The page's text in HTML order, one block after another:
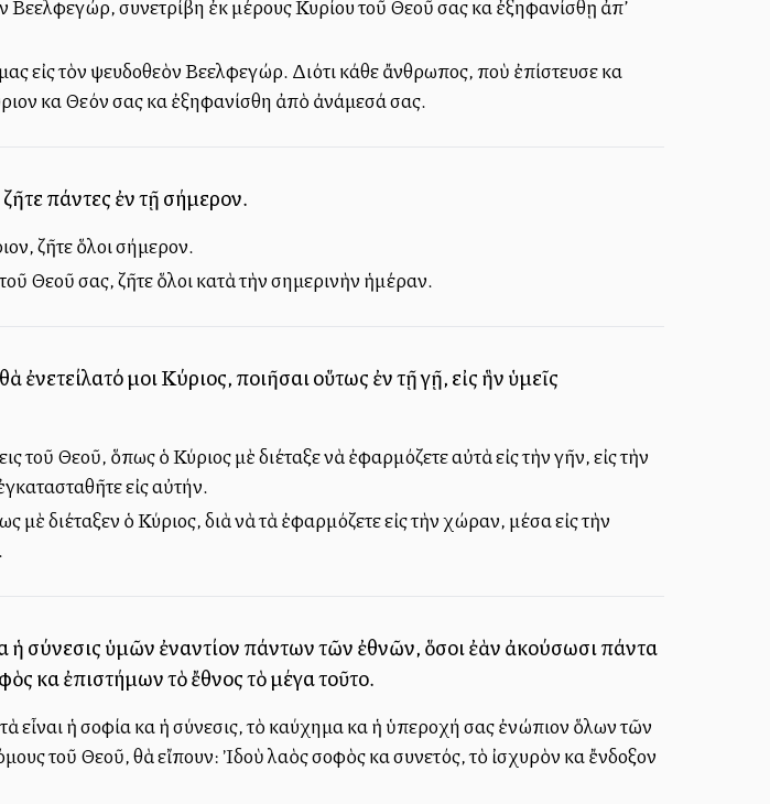
Βεελφεγώρ, συνετρίβη ἐκ μέρους Κυρίου τοῦ Θεοῦ σας καὶ ἐξηφανίσθῃ ἀπ’
εἰς τὸν ψευδοθεὸν Βεελφεγώρ. Διότι κάθε ἄνθρωπος, ποὺ ἐπίστευσε καὶ
καὶ Θεόν σας καὶ ἐξηφανίσθη ἀπὸ ἀνάμεσά σας.
πάντες ἐν τῇ σήμερον.
ζῆτε ὅλοι σήμερον.
Θεοῦ σας, ζῆτε ὅλοι κατὰ τὴν σημερινὴν ἡμέραν.
ἐνετείλατό μοι Κύριος, ποιῆσαι οὕτως ἐν τῇ γῇ, εἰς ἣν ὑμεῖς
τοῦ Θεοῦ, ὅπως ὁ Κύριος μὲ διέταξε νὰ ἐφαρμόζετε αὐτὰ εἰς τὴν γῆν, εἰς τὴν
εἰς αὐτήν.
μὲ διέταξεν ὁ Κύριος, διὰ νὰ τὰ ἐφαρμόζετε εἰς τὴν χώραν, μέσα εἰς τὴν
ἡ σύνεσις ὑμῶν ἐναντίον πάντων τῶν ἐθνῶν, ὅσοι ἐὰν ἀκούσωσι πάντα
καὶ ἐπιστήμων τὸ ἔθνος τὸ μέγα τοῦτο.
εἶναι ἡ σοφία καὶ ἡ σύνεσις, τὸ καύχημα καὶ ἡ ὑπεροχή σας ἐνώπιον ὅλων τῶν
τοῦ Θεοῦ, θὰ εἴπουν: Ἰδοὺ λαὸς σοφὸς καὶ συνετός, τὸ ἰσχυρὸν καὶ ἔνδοξον